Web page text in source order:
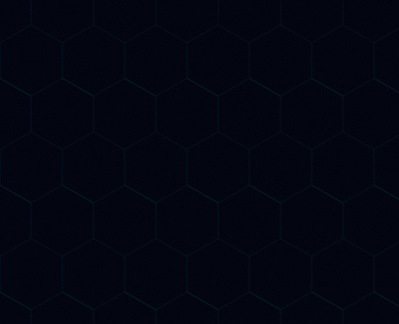
una delle destinazioni più cercate d'Italia
ogni dettaglio della loro visita. Le imprese
prenotazioni e clienti di qualità.